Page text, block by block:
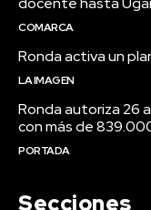
COMARCA
Ronda activa un
LA IMAGEN
Ronda autoriza 26
con más de
PORTADA
Secciones